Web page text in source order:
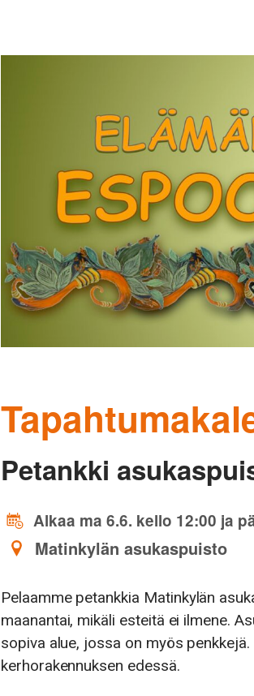
Petankki
Alkaa ma 6.6. kello 12:00 ja
Matinkylän asukaspuisto
Pelaamme petankkia Matinkylän
maanantai, mikäli esteitä ei ilmene.
sopiva alue, jossa on myös
kerhorakennuksen edessä.